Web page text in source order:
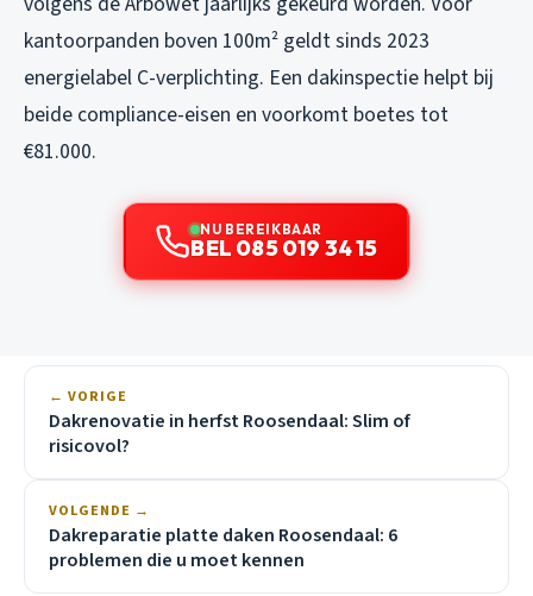
kantoorpanden boven 100m² geldt sinds 2023
energielabel C-verplichting. Een dakinspectie helpt bij
beide compliance-eisen en voorkomt boetes tot
€81.000.
NU BEREIKBAAR
BEL 085 019 34 15
← VORIGE
Dakrenovatie in herfst Roosendaal: Slim of
risicovol?
VOLGENDE →
Dakreparatie platte daken Roosendaal: 6
problemen die u moet kennen